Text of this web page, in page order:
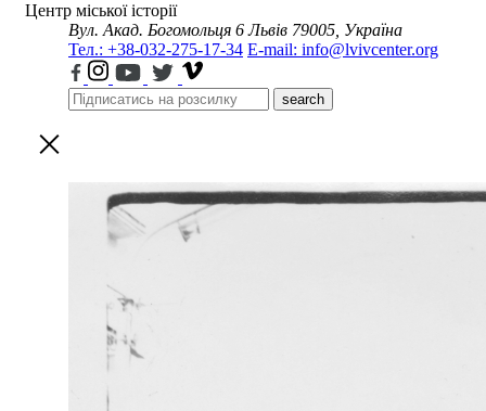
Центр міської історії
Вул. Акад. Богомольця 6 Львів 79005, Україна
Тел.: +38-032-275-17-34 E-mail: info@lvivcenter.org
search